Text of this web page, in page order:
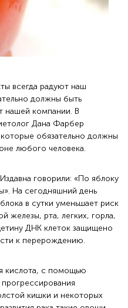
всегда радуют наш
должны быть
нашей компании. В
Дана Фарбер
обязательно должны
любого человека.
говорили: «По яблоку
На сегодняшний день
в сутки уменьшает риск
железы, рта, легких, горла,
ДНК клеток защищено
к перерождению.
кислота, с помощью
кишки и некоторых